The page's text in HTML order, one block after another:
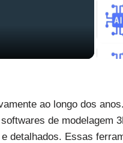
ao longo dos
de modelagem
detalhados. Essas